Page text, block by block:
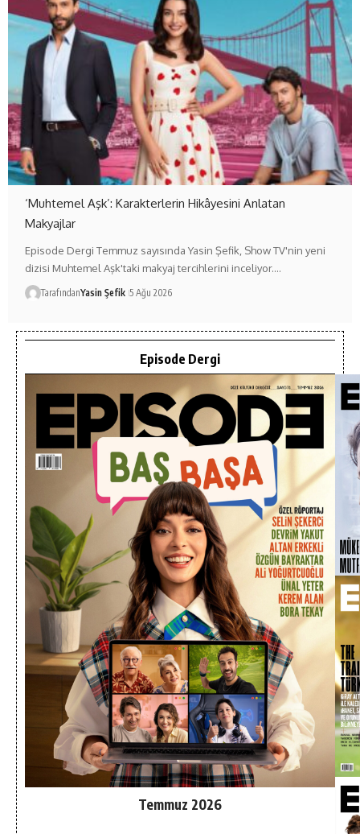
‘Muhtemel Aşk’: Karakterlerin Hikâyesini Anlatan
Makyajlar
Episode Dergi Temmuz sayısında Yasin Şefik, Show TV'nin yeni
dizisi Muhtemel Aşk'taki makyaj tercihlerini inceliyor.…
TarafındanYasin Şefik 5 Ağu 2026
Episode Dergi
Temmuz 2026